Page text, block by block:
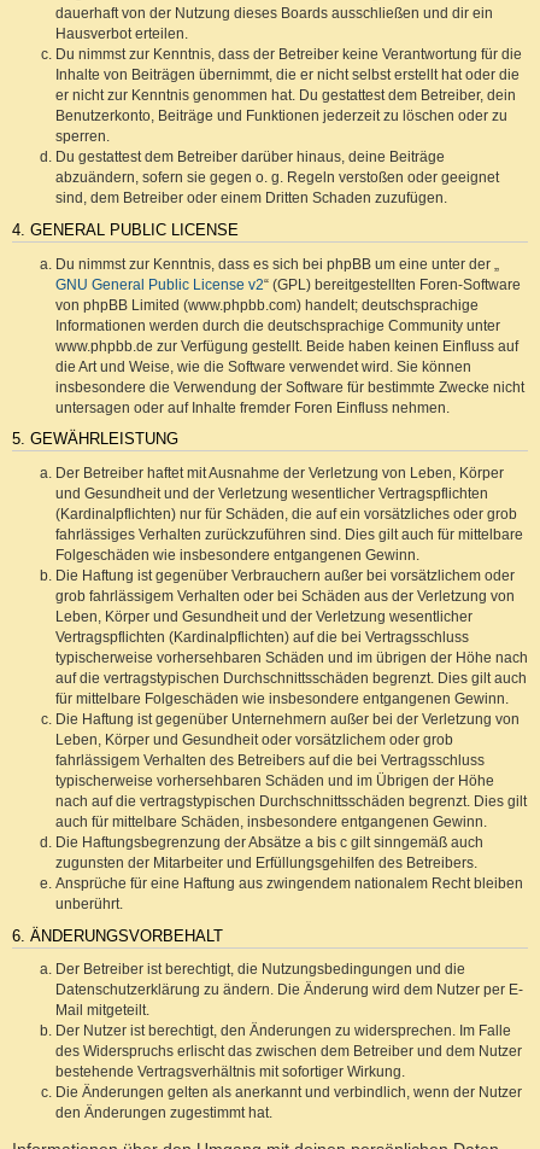
dauerhaft von der Nutzung dieses Boards ausschließen und dir ein
Hausverbot erteilen.
Du nimmst zur Kenntnis, dass der Betreiber keine Verantwortung für die
Inhalte von Beiträgen übernimmt, die er nicht selbst erstellt hat oder die
er nicht zur Kenntnis genommen hat. Du gestattest dem Betreiber, dein
Benutzerkonto, Beiträge und Funktionen jederzeit zu löschen oder zu
sperren.
Du gestattest dem Betreiber darüber hinaus, deine Beiträge
abzuändern, sofern sie gegen o. g. Regeln verstoßen oder geeignet
sind, dem Betreiber oder einem Dritten Schaden zuzufügen.
4. GENERAL PUBLIC LICENSE
Du nimmst zur Kenntnis, dass es sich bei phpBB um eine unter der „
GNU General Public License v2“ (GPL) bereitgestellten Foren-Software
von phpBB Limited (www.phpbb.com) handelt; deutschsprachige
Informationen werden durch die deutschsprachige Community unter
www.phpbb.de zur Verfügung gestellt. Beide haben keinen Einfluss auf
die Art und Weise, wie die Software verwendet wird. Sie können
insbesondere die Verwendung der Software für bestimmte Zwecke nicht
untersagen oder auf Inhalte fremder Foren Einfluss nehmen.
5. GEWÄHRLEISTUNG
Der Betreiber haftet mit Ausnahme der Verletzung von Leben, Körper
und Gesundheit und der Verletzung wesentlicher Vertragspflichten
(Kardinalpflichten) nur für Schäden, die auf ein vorsätzliches oder grob
fahrlässiges Verhalten zurückzuführen sind. Dies gilt auch für mittelbare
Folgeschäden wie insbesondere entgangenen Gewinn.
Die Haftung ist gegenüber Verbrauchern außer bei vorsätzlichem oder
grob fahrlässigem Verhalten oder bei Schäden aus der Verletzung von
Leben, Körper und Gesundheit und der Verletzung wesentlicher
Vertragspflichten (Kardinalpflichten) auf die bei Vertragsschluss
typischerweise vorhersehbaren Schäden und im übrigen der Höhe nach
auf die vertragstypischen Durchschnittsschäden begrenzt. Dies gilt auch
für mittelbare Folgeschäden wie insbesondere entgangenen Gewinn.
Die Haftung ist gegenüber Unternehmern außer bei der Verletzung von
Leben, Körper und Gesundheit oder vorsätzlichem oder grob
fahrlässigem Verhalten des Betreibers auf die bei Vertragsschluss
typischerweise vorhersehbaren Schäden und im Übrigen der Höhe
nach auf die vertragstypischen Durchschnittsschäden begrenzt. Dies gilt
auch für mittelbare Schäden, insbesondere entgangenen Gewinn.
Die Haftungsbegrenzung der Absätze a bis c gilt sinngemäß auch
zugunsten der Mitarbeiter und Erfüllungsgehilfen des Betreibers.
Ansprüche für eine Haftung aus zwingendem nationalem Recht bleiben
unberührt.
6. ÄNDERUNGSVORBEHALT
Der Betreiber ist berechtigt, die Nutzungsbedingungen und die
Datenschutzerklärung zu ändern. Die Änderung wird dem Nutzer per E-
Mail mitgeteilt.
Der Nutzer ist berechtigt, den Änderungen zu widersprechen. Im Falle
des Widerspruchs erlischt das zwischen dem Betreiber und dem Nutzer
bestehende Vertragsverhältnis mit sofortiger Wirkung.
Die Änderungen gelten als anerkannt und verbindlich, wenn der Nutzer
den Änderungen zugestimmt hat.